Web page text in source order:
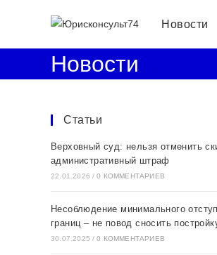
Новости
Новости
Статьи
Верховный суд: нельзя отменить
административный штраф
22.01.2026 / 0 КОММЕНТАРИЕВ
Несоблюдение минимального
границ – не повод сносить
30.07.2025 / 0 КОММЕНТАРИЕВ